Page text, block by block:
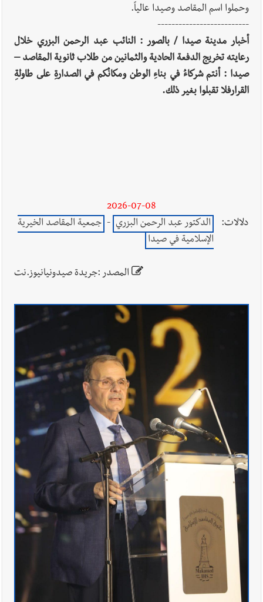
وحملوا اسم المقاصد وصيدا عالياً.
--------------------------
أخبار مدينة صيدا / بالصور : النائب عبد الرحمن البزري خلال
رعايته تخريج الدفعة الحادية والثمانين من طلاب ثانوية المقاصد –
صيدا : أنتم شركاءُ في بناءِ الوطن ومكانُكم في الصدارةِ على طاولةِ
القرارفلا تقبلوا بغير ذلك.
2026-07-08
دلالات:
الدكتور عبد الرحمن البزري - جمعية المقاصد الخيرية
الإسلامية في صيدا
المصدر :جريدة صيدونيانيوز.نت